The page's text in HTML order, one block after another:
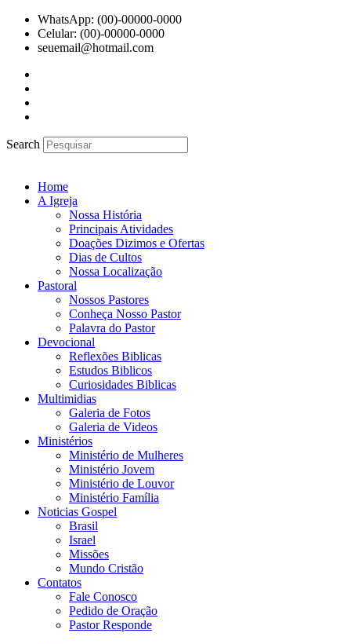
para
WhatsApp: (00)-00000-0000
Celular: (00)-00000-0000
seuemail@hotmail.com
Search
Home
A Igreja
Nossa História
Principais Atividades
Doações Dizimos e Ofertas
Dias de Cultos
Nossa Localização
Pastoral
Nossos Pastores
Conheça Nosso Pastor
Palavra do Pastor
Devocional
Reflexões Biblicas
Estudos Biblicos
Curiosidades Biblicas
Multimidias
Galeria de Fotos
Galeria de Videos
Ministérios
Ministério de Mulheres
Ministério Jovem
Ministério de Louvor
Ministério Família
Noticias Gospel
Brasil
Israel
Missões
Mundo Cristão
Contatos
Fale Conosco
Pedido de Oração
Pastor Responde